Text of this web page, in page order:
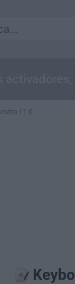
11.0